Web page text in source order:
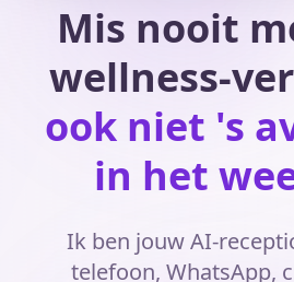
Mis nooit
wellness-
ook niet 's
in het
Ik ben jouw AI-
telefoon, WhatsApp,